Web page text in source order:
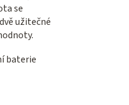
se
užitečné
baterie